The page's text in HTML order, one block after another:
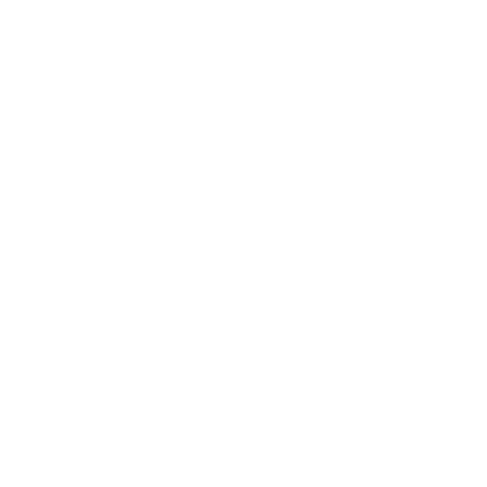
Informačná